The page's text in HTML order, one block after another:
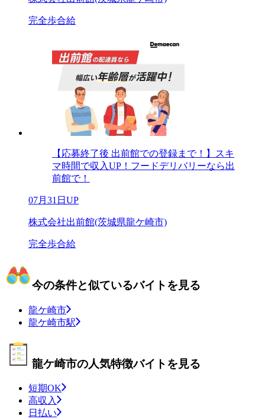
完全歩合給
【応募終了後 出前館での登録まで！】スキ
マ時間で収入UP！フードデリバリーなら出
前館で！
07月31日UP
株式会社出前館(茨城県龍ケ崎市)
完全歩合給
今の条件と似ているバイトを見る
龍ケ崎市
龍ケ崎市駅
龍ケ崎市の人気特徴バイトを見る
短期OK
高収入
日払い